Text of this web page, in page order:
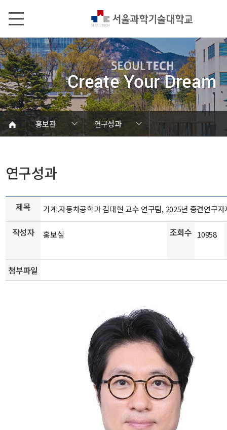
홍보관
연구성과
서울과기대 소개
열린총장실
대학현황
대학조직
대학상징
홍보관
캠퍼스 안내
학칙 및 규정
홍보관
대학뉴스
연구성과
발전기금/동문
Global
언론에서 본 SEOULTECH
보도자료
브로슈어
학내행사
동영상자료
사진자료
음악자료
연구성과
제목 기계.자동차공학과 김대현 교수 연구팀, 2025년 중견연구
작성자 홍보실 조회수 10958
첨부파일